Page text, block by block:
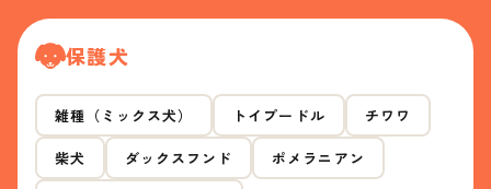
保護犬
雑種（ミックス犬） トイプードル チワワ
柴犬 ダックスフンド ポメラニアン